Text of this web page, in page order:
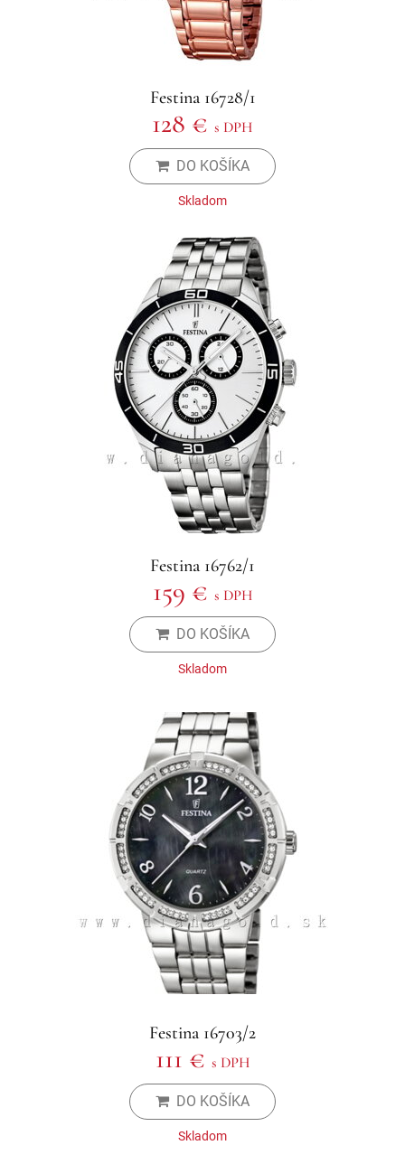
Festina 16728/1
128 € s DPH
DO KOŠÍKA
Skladom
Festina 16762/1
159 € s DPH
DO KOŠÍKA
Skladom
Festina 16703/2
111 € s DPH
DO KOŠÍKA
Skladom